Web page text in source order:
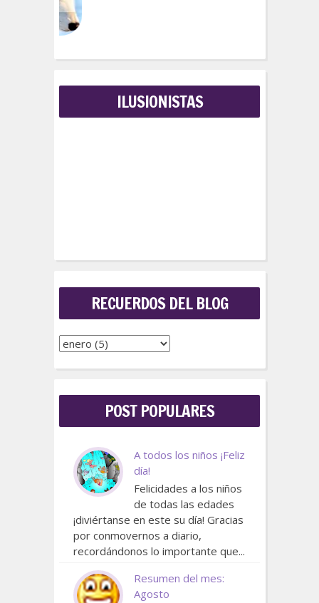
ILUSIONISTAS
RECUERDOS DEL BLOG
POST POPULARES
A todos los niños ¡Feliz
día!
Felicidades a los niños
de todas las edades
¡diviértanse en este su día! Gracias
por conmovernos a diario,
recordándonos lo importante que...
Resumen del mes:
Agosto